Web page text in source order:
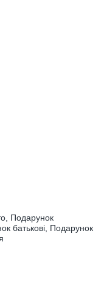
Подарунок
батькові, Подарунок